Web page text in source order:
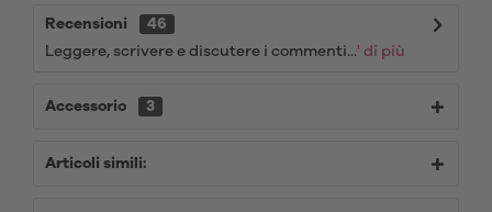
Recensioni
46
Leggere, scrivere e discutere i commenti...' di più
Accessorio 3
Articoli simili: